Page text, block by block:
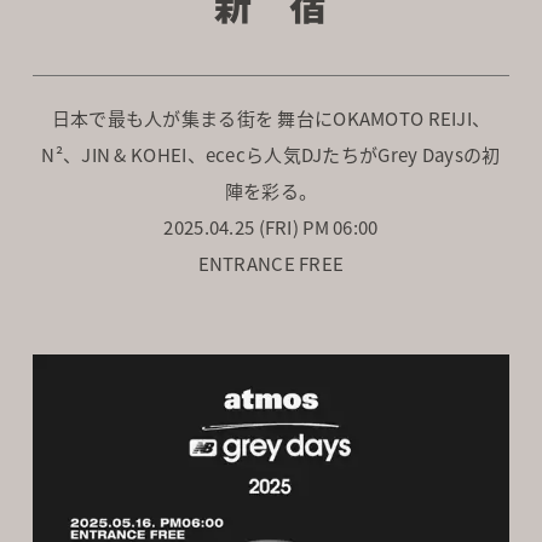
日本で最も人が集まる街を 舞台にOKAMOTO REIJI、
N²、JIN & KOHEI、ececら人気DJたちがGrey Daysの初
陣を彩る。
2025.04.25 (FRI) PM 06:00
ENTRANCE FREE